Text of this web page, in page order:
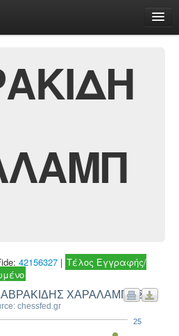
42156327 | Τέλος Εγγραφής/
ΖΑΒΡΑΚΙΔΗΣ ΧΑΡΑΛΑΜΠΟΣ
chessfed.gr
25